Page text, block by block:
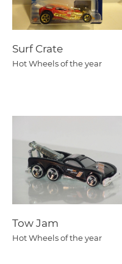
Surf Crate
Hot Wheels of the year
Tow Jam
Hot Wheels of the year